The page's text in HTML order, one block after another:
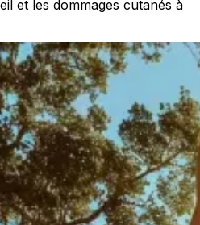
et les dommages cutanés à